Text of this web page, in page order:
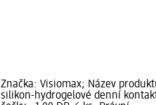
Značka: Visiomax; Název
silikon-hydrogelové denní